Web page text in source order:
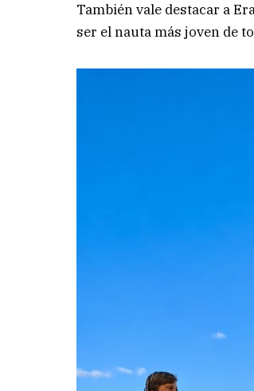
También vale destacar a
ser el nauta más joven de